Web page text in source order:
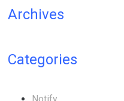
Archives
Categories